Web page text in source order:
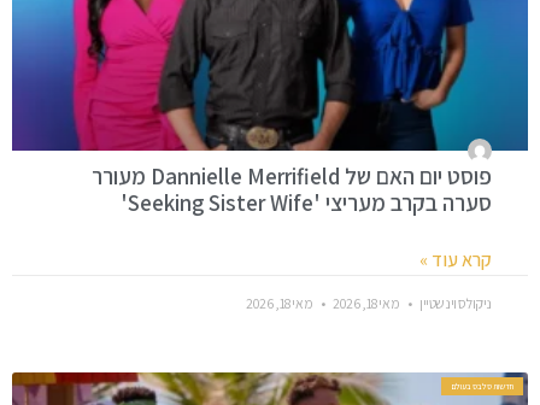
פוסט יום האם של Dannielle Merrifield מעורר
סערה בקרב מעריצי 'Seeking Sister Wife'
קרא עוד »
ניקולס וינשטיין מאי 18, 2026 מאי 18, 2026
חדשות סלבס בעולם